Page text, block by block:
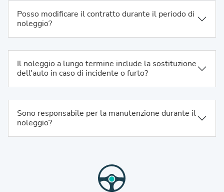
Posso modificare il contratto durante il periodo di
noleggio?
Il noleggio a lungo termine include la sostituzione
dell'auto in caso di incidente o furto?
Sono responsabile per la manutenzione durante il
noleggio?